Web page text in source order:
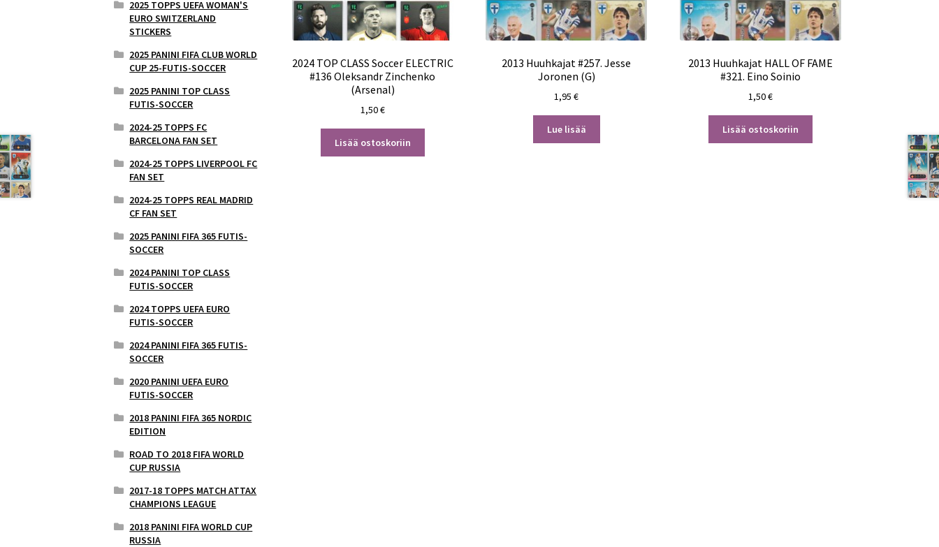
2024 TOP CLASS Soccer ELECTRIC
#136 Oleksandr Zinchenko
(Arsenal)
1,50€
Lisää ostoskoriin
2013 Huuhkajat #257. Jesse
Joronen (G)
1,95€
Lue lisää
2013 Huuhkajat HALL OF FAME
#321. Eino Soinio
1,50€
Lisää ostoskoriin
2025 TOPPS UEFA WOMAN'S
EURO SWITZERLAND
STICKERS
2025 PANINI FIFA CLUB WORLD
CUP 25-FUTIS-SOCCER
2025 PANINI TOP CLASS
FUTIS-SOCCER
2024-25 TOPPS FC
BARCELONA FAN SET
2024-25 TOPPS LIVERPOOL FC
FAN SET
2024-25 TOPPS REAL MADRID
CF FAN SET
2025 PANINI FIFA 365 FUTIS-
SOCCER
2024 PANINI TOP CLASS
FUTIS-SOCCER
2024 TOPPS UEFA EURO
FUTIS-SOCCER
2024 PANINI FIFA 365 FUTIS-
SOCCER
2020 PANINI UEFA EURO
FUTIS-SOCCER
2018 PANINI FIFA 365 NORDIC
EDITION
ROAD TO 2018 FIFA WORLD
CUP RUSSIA
2017-18 TOPPS MATCH ATTAX
CHAMPIONS LEAGUE
2018 PANINI FIFA WORLD CUP
RUSSIA